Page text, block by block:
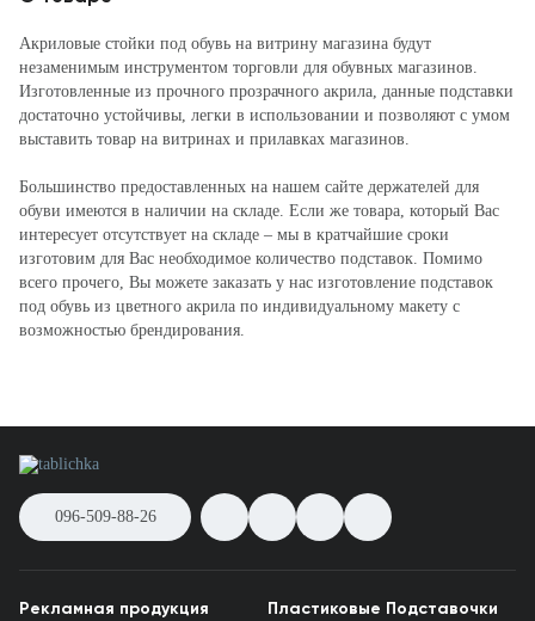
Акриловые стойки под обувь на витрину магазина будут
незаменимым инструментом торговли для обувных магазинов.
Изготовленные из прочного прозрачного акрила, данные подставки
достаточно устойчивы, легки в использовании и позволяют с умом
выставить товар на витринах и прилавках магазинов.
Большинство предоставленных на нашем сайте держателей для
обуви имеются в наличии на складе. Если же товара, который Вас
интересует отсутствует на складе – мы в кратчайшие сроки
изготовим для Вас необходимое количество подставок. Помимо
всего прочего, Вы можете заказать у нас изготовление подставок
под обувь из цветного акрила по индивидуальному макету с
возможностью брендирования.
096-509-88-26
Рекламная продукция Пластиковые Подставочки